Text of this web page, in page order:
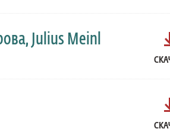
Julius Meinl